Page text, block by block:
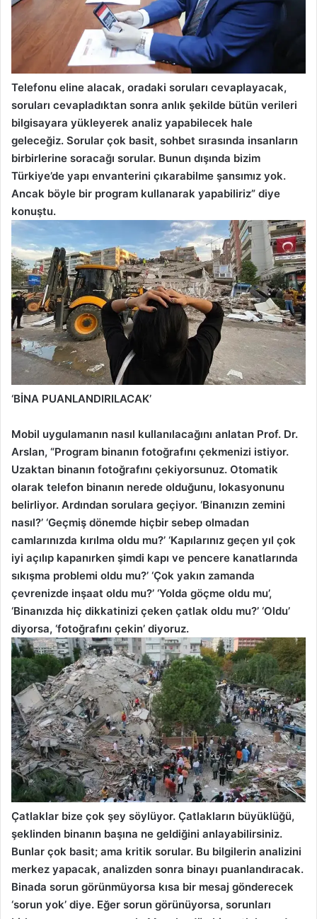
Telefonu eline alacak, oradaki soruları cevaplayacak,
soruları cevapladıktan sonra anlık şekilde bütün verileri
bilgisayara yükleyerek analiz yapabilecek hale
geleceğiz. Sorular çok basit, sohbet sırasında insanların
birbirlerine soracağı sorular. Bunun dışında bizim
Türkiye’de yapı envanterini çıkarabilme şansımız yok.
Ancak böyle bir program kullanarak yapabiliriz” diye
konuştu.
‘BİNA PUANLANDIRILACAK’
Mobil uygulamanın nasıl kullanılacağını anlatan Prof. Dr.
Arslan, “Program binanın fotoğrafını çekmenizi istiyor.
Uzaktan binanın fotoğrafını çekiyorsunuz. Otomatik
olarak telefon binanın nerede olduğunu, lokasyonunu
belirliyor. Ardından sorulara geçiyor. ‘Binanızın zemini
nasıl?’ ‘Geçmiş dönemde hiçbir sebep olmadan
camlarınızda kırılma oldu mu?’ ‘Kapılarınız geçen yıl çok
iyi açılıp kapanırken şimdi kapı ve pencere kanatlarında
sıkışma problemi oldu mu?’ ‘Çok yakın zamanda
çevrenizde inşaat oldu mu?’ ‘Yolda göçme oldu mu’,
‘Binanızda hiç dikkatinizi çeken çatlak oldu mu?’ ‘Oldu’
diyorsa, ‘fotoğrafını çekin’ diyoruz.
Çatlaklar bize çok şey söylüyor. Çatlakların büyüklüğü,
şeklinden binanın başına ne geldiğini anlayabilirsiniz.
Bunlar çok basit; ama kritik sorular. Bu bilgilerin analizini
merkez yapacak, analizden sonra binayı puanlandıracak.
Binada sorun görünmüyorsa kısa bir mesaj gönderecek
‘sorun yok’ diye. Eğer sorun görünüyorsa, sorunları